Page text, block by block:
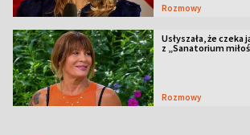
Rozmowy
Usłyszała, że czeka
z „Sanatorium
Rozmowy